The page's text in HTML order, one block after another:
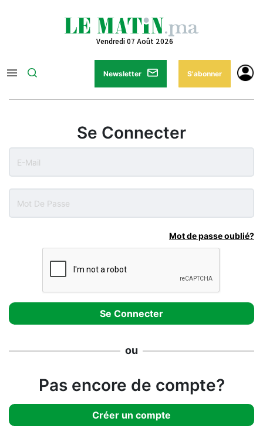
Vendredi 07 Août 2026
Newsletter S'abonner
Se Connecter
Mot de passe oublié?
ou
Pas encore de compte?
Créer un compte